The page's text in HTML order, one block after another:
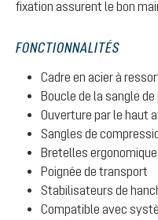
fixation assurent le bon
FONCTIONNALITÉS
Cadre en acier à
Boucle de la sangle
Ouverture par le haut
Sangles de
Bretelles
Poignée de transport
Stabilisateurs de
Compatible avec